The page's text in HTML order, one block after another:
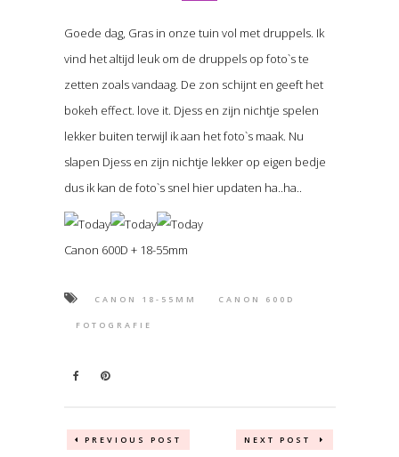
Goede dag, Gras in onze tuin vol met druppels. Ik
vind het altijd leuk om de druppels op foto`s te
zetten zoals vandaag. De zon schijnt en geeft het
bokeh effect. love it. Djess en zijn nichtje spelen
lekker buiten terwijl ik aan het foto`s maak. Nu
slapen Djess en zijn nichtje lekker op eigen bedje
dus ik kan de foto`s snel hier updaten ha..ha..
Canon 600D + 18-55mm
CANON 18-55MM CANON 600D
FOTOGRAFIE
PREVIOUS POST NEXT POST